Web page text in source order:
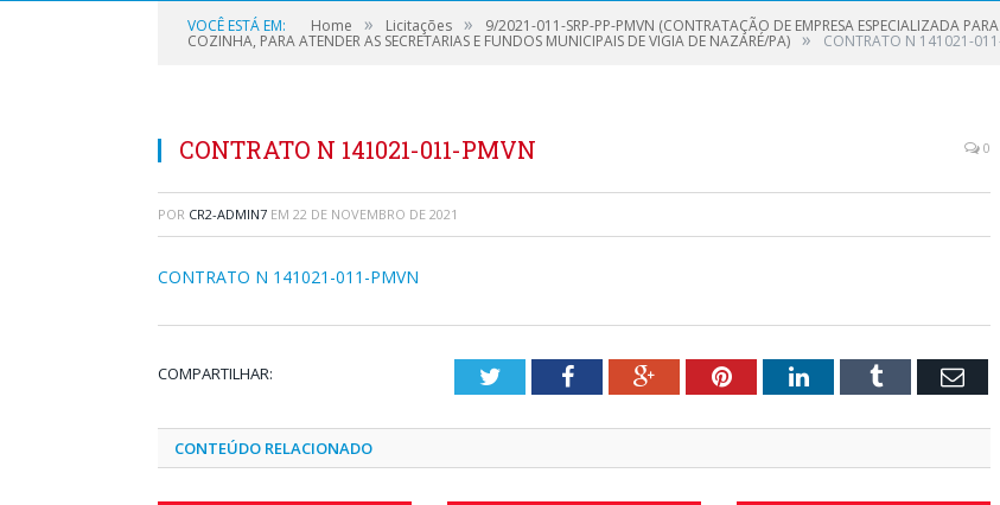
VOCÊ ESTÁ EM: Home » Licitações » 9/2021-011-SRP-PP-PMVN (CONTRATAÇÃO DE EMPRESA ESPECIALIZADA
COZINHA, PARA ATENDER AS SECRETARIAS E FUNDOS MUNICIPAIS DE VIGIA DE NAZARÉ/PA) » CONTRATO N 141021-
CONTRATO N 141021-011-PMVN 0
POR CR2-ADMIN7 EM 22 DE NOVEMBRO DE 2021
CONTRATO N 141021-011-PMVN
COMPARTILHAR: TwitterFacebookGoogle+PinterestLinkedInTumblr
CONTEÚDO RELACIONADO